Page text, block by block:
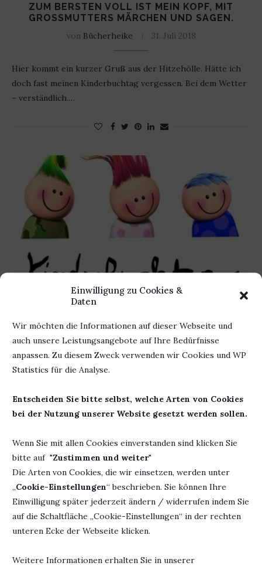
Einwilligung zu Cookies &
Daten
Wir möchten die Informationen auf dieser Webseite und
auch unsere Leistungsangebote auf Ihre Bedürfnisse
anpassen. Zu diesem Zweck verwenden wir Cookies und WP
Statistics für die Analyse.
Entscheiden Sie bitte selbst, welche Arten von Cookies
bei der Nutzung unserer Website gesetzt werden sollen.
Wenn Sie mit allen Cookies einverstanden sind klicken Sie
bitte auf "Zustimmen und weiter"
Die Arten von Cookies, die wir einsetzen, werden unter
„Cookie-Einstellungen“ beschrieben. Sie können Ihre
Einwilligung später jederzeit ändern / widerrufen indem Sie
auf die Schaltfläche „Cookie-Einstellungen“ in der rechten
unteren Ecke der Webseite klicken.
Weitere Informationen erhalten Sie in unserer
ZUM BERSTEN VOLL IST MEIN KOPF, MIT
GROSSMUTTERS MÄRCHEN UND SAGEN.
von Bücherheike 31. Juli 2018
Hier kommt ein kurzer Gruß aus der Hitzehölle. Hätte ich
doch fast meinen Kinderbuchtag vergessen. Bei dem Wetter
– verständlich.…
TRAUT EUCH, VERSUCHT NEUE DINGE,
PROBIERT EINFACH MAL ETWAS NEUES AUS.
(ANNIKA BÜTZLER)
stehen wir da und suchen den Weihnachtsbaum und die…